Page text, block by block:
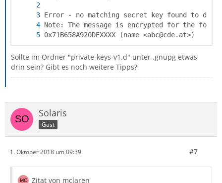
0x71B658A920DEXXXX (name <abc@cde.at>)
Sollte im Ordner "private-keys-v1.d" unter .gnupg etwas
drin sein? Gibt es noch weitere Tipps?
Solaris
Gast
1. Oktober 2018 um 09:39 #7
Zitat von mclaren